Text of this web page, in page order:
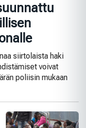
siirtolaista haki
voivat
poliisin mukaan